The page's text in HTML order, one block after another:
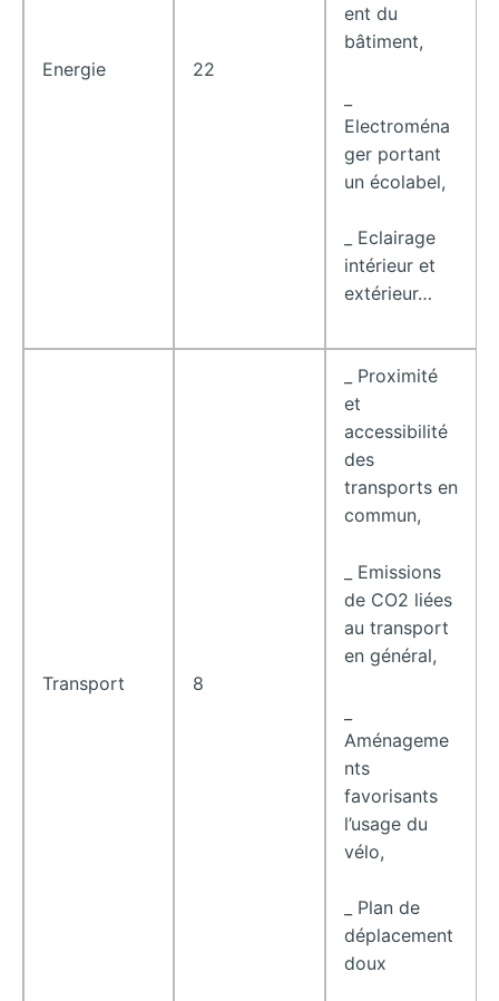
Energie 22
ent du
bâtiment,
Electroména
ger portant
un écolabel,
_ Eclairage
intérieur et
extérieur…
Transport 8
_ Proximité
et
accessibilité
des
transports en
commun,
_ Emissions
de CO2 liées
au transport
en général,
Aménageme
nts
favorisants
l’usage du
vélo,
_ Plan de
déplacement
doux